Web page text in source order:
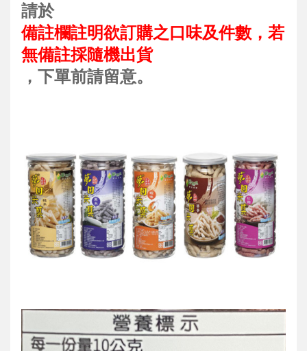
請於
備註欄註明欲訂購之口味及件數，若
無備註採隨機出貨
，下單前請留意。